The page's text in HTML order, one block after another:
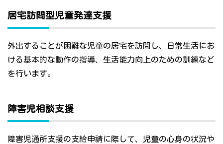
居宅訪問型児童発達支援
外出することが困難な児童の居宅を訪問し、日常生活にお
ける基本的な動作の指導、生活能力向上のための訓練など
を行います。
障害児相談支援
障害児通所支援の支給申請に際して、児童の心身の状況や